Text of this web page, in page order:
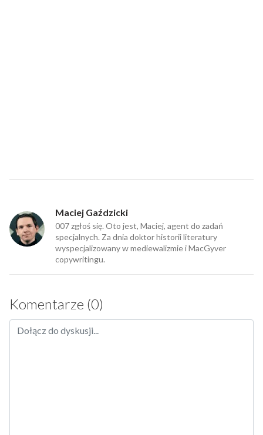
Maciej Gaździcki
007 zgłoś się. Oto jest, Maciej, agent do zadań
specjalnych. Za dnia doktor historii literatury
wyspecjalizowany w mediewalizmie i MacGyver
copywritingu.
Komentarze (0)